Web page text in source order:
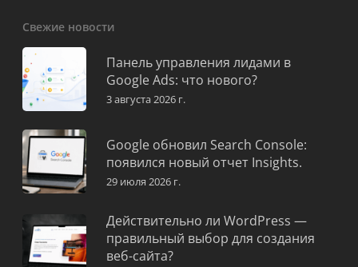
Свежие новости
Панель управления лидами в
Google Ads: что нового?
3 августа 2026 г.
Google обновил Search Console:
появился новый отчет Insights.
29 июля 2026 г.
Действительно ли WordPress —
правильный выбор для создания
веб-сайта?